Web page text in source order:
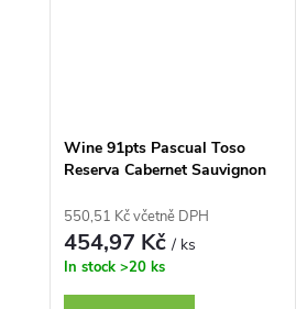
Wine 91pts Pascual Toso
Reserva Cabernet Sauvignon
550,51 Kč včetně DPH
454,97 Kč/ ks
In stock >20 ks